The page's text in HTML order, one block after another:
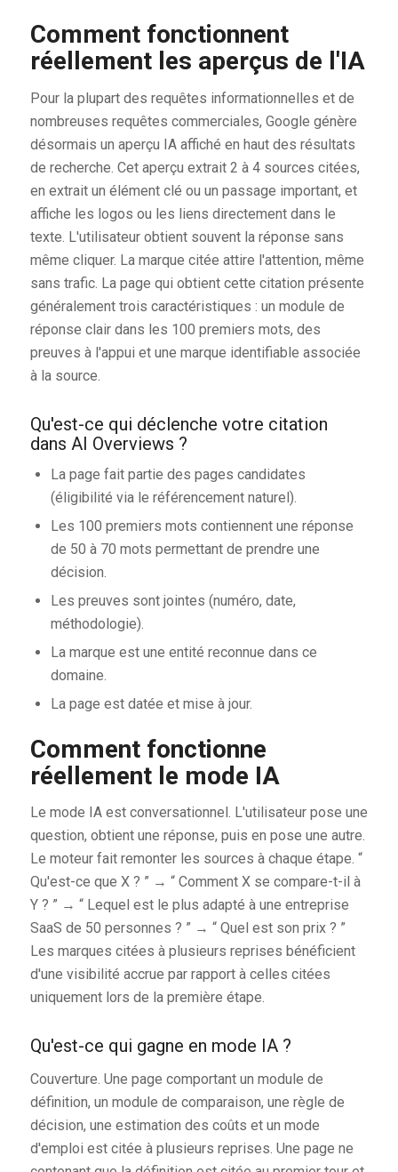
Comment fonctionnent
réellement les aperçus de l'IA
Pour la plupart des requêtes informationnelles et de
nombreuses requêtes commerciales, Google génère
désormais un aperçu IA affiché en haut des résultats
de recherche. Cet aperçu extrait 2 à 4 sources citées,
en extrait un élément clé ou un passage important, et
affiche les logos ou les liens directement dans le
texte. L'utilisateur obtient souvent la réponse sans
même cliquer. La marque citée attire l'attention, même
sans trafic. La page qui obtient cette citation présente
généralement trois caractéristiques : un module de
réponse clair dans les 100 premiers mots, des
preuves à l'appui et une marque identifiable associée
à la source.
Qu'est-ce qui déclenche votre citation
dans AI Overviews ?
La page fait partie des pages candidates
(éligibilité via le référencement naturel).
Les 100 premiers mots contiennent une réponse
de 50 à 70 mots permettant de prendre une
décision.
Les preuves sont jointes (numéro, date,
méthodologie).
La marque est une entité reconnue dans ce
domaine.
La page est datée et mise à jour.
Comment fonctionne
réellement le mode IA
Le mode IA est conversationnel. L'utilisateur pose une
question, obtient une réponse, puis en pose une autre.
Le moteur fait remonter les sources à chaque étape. “
Qu'est-ce que X ? ” → “ Comment X se compare-t-il à
Y ? ” → “ Lequel est le plus adapté à une entreprise
SaaS de 50 personnes ? ” → “ Quel est son prix ? ”
Les marques citées à plusieurs reprises bénéficient
d'une visibilité accrue par rapport à celles citées
uniquement lors de la première étape.
Qu'est-ce qui gagne en mode IA ?
Couverture. Une page comportant un module de
définition, un module de comparaison, une règle de
décision, une estimation des coûts et un mode
d'emploi est citée à plusieurs reprises. Une page ne